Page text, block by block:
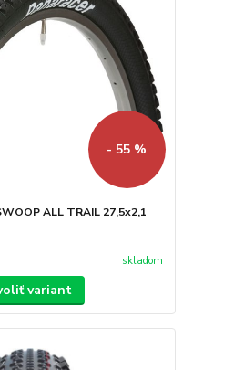
- 55 %
ALL TRAIL 27,5x2,1
skladom
variant